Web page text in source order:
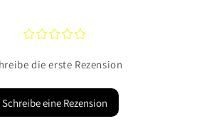
¤¤¤¤¤
die erste Rezension
Schreibe eine Rezension